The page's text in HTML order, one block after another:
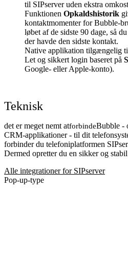
til SIPserver uden ekstra
Funktionen Opkaldshistorik
kontaktmomenter for Bubble-
løbet af de sidste 90 dage, så
der havde den sidste kontakt.
Native applikation tilgængelig
Let og sikkert login baseret på
Google- eller Apple-konto).
Teknisk
det er meget nemt atforbindeBubble -
CRM-applikationer - til dit
forbinder du telefoniplatformen
Dermed opretter du en sikker og
Alle integrationer for SIPserver
Pop-up-type